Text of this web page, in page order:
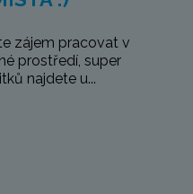
zájem pracovat v
prostředí, super
najdete u...